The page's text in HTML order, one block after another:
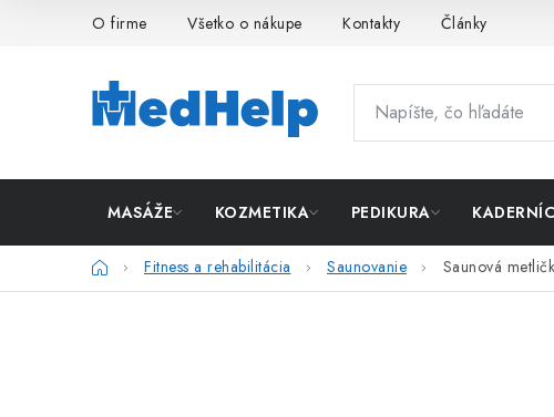
O firme Všetko o nákupe Kontakty Články
MASÁŽE KOZMETIKA PEDIKURA
DomovFitness a rehabilitácia Saunovanie Saunová